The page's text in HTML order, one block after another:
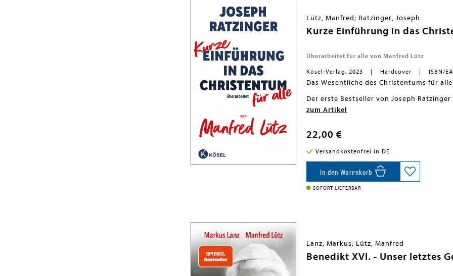
Lütz, Manfred; Ratzinger, Joseph
Kurze Einführung in das
Überarbeitet für alle von Manfred Lütz
Kösel-Verlag, 2023 Hardcover ISBN/
Das Wesentliche des Christentums für
Der erste Bestseller von Joseph
von 1968. Das Besondere dieses Buches
bemühte, den Glauben der Kirche
Manfred Lütz noch ein Jahr vor seinem
seines Welt-Bestsellers zu erstellen.
Substanz des Buches zu erhalten. Der
theologischer Irrwege wurden
funkelnder Text zum Vorschein kommt.
Text noch ausdrücklich
Aktualität. Manche werden neugierig
das Christentum¿ hören.'
zum Artikel
22,00 €
Versandkostenfrei in DE
In den Warenkorb
SOFORT LIEFERBAR
Lanz, Markus; Lütz, Manfred
Benedikt XVI. - Unser letztes